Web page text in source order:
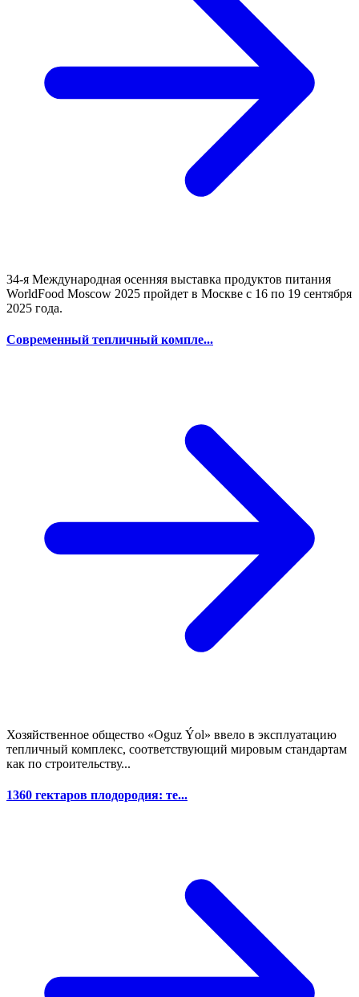
34-я Международная осенняя выставка продуктов питания
WorldFood Moscow 2025 пройдет в Москве с 16 по 19 сентября
2025 года.
Современный тепличный компле...
Хозяйственное общество «Oguz Ýol» ввело в эксплуатацию
тепличный комплекс, соответствующий мировым стандартам
как по строительству...
1360 гектаров плодородия: те...